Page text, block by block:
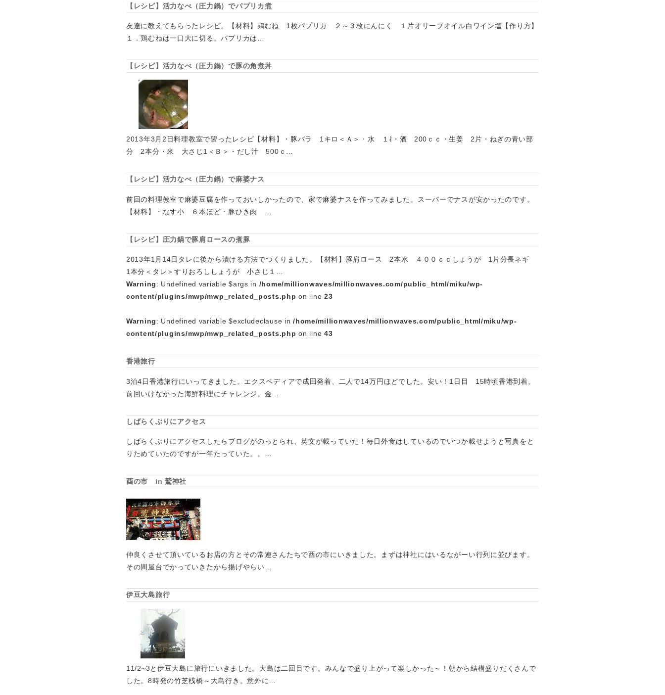
【レシピ】活力なべ（圧力鍋）でパプリカ煮
友達に教えてもらったレシピ。【材料】鶏むね 1枚パプリカ ２～３枚にんにく １片オリーブオイル白ワイン塩【作り方】
１．鶏むねは一口大に切る。パプリカは…
【レシピ】活力なべ（圧力鍋）で豚の角煮丼
2013年3月2日料理教室で習ったレシピ【材料】・豚バラ 1キロ＜Ａ＞・水 １ℓ・酒 200ｃｃ・生姜 2片・ねぎの青い部
分 2本分・米 大さじ1＜Ｂ＞・だし汁 500ｃ…
【レシピ】活力なべ（圧力鍋）で麻婆ナス
前回の料理教室で麻婆豆腐を作っておいしかったので、家で麻婆ナスを作ってみました。スーパーでナスが安かったのです。
【材料】・なす小 ６本ほど・豚ひき肉 …
【レシピ】圧力鍋で豚肩ロースの煮豚
2013年1月14日タレに後から漬ける方法でつくりました。【材料】豚肩ロース 2本水 ４００ｃｃしょうが 1片分長ネギ
1本分＜タレ＞すりおろししょうが 小さじ１…
Warning: Undefined variable $args in /home/millionwaves/millionwaves.com/public_html/miku/wp-
content/plugins/mwp/mwp_related_posts.php on line23
Warning: Undefined variable $excludeclause in/home/millionwaves/millionwaves.com/public_html/miku/wp-
content/plugins/mwp/mwp_related_posts.php on line43
香港旅行
3泊4日香港旅行にいってきました。エクスペディアで成田発着、二人で14万円ほどでした。安い！1日目 15時頃香港到着。
前回いけなかった海鮮料理にチャレンジ。金…
しばらくぶりにアクセス
しばらくぶりにアクセスしたらブログがのっとられ、英文が載っていた！毎日外食はしているのでいつか載せようと写真をと
りためていたのですが一年たっていた。。…
酉の市 in 鷲神社
仲良くさせて頂いているお店の方とその常連さんたちで酉の市にいきました。まずは神社にはいるながーい行列に並びます。
その間屋台でかっていきたから揚げやらい…
伊豆大島旅行
11/2~3と伊豆大島に旅行にいきました。大島は二回目です。みんなで盛り上がって楽しかった～！朝から結構盛りだくさんで
した。8時発の竹芝桟橋～大島行き。意外に…